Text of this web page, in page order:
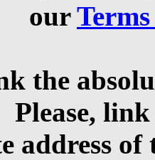
our
the
Please,
address